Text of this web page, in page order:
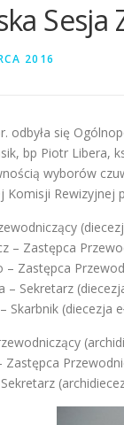
Sesja
2016
odbyła się
bp Piotr Libera,
wyborów
Komisji Rewizyjnej
– Zastępca
– Zastępca
– Sekretarz
Skarbnik (diecezja
Zastępca